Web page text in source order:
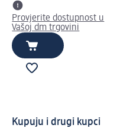
Provjerite dostupnost u
Vašoj dm trgovini
Kupuju i drugi kupci